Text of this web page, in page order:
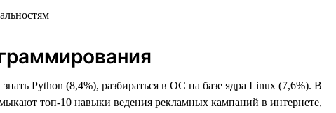
Python (8,4%), разбираться в ОС на базе ядра Linux (7,6%). В
топ-10 навыки ведения рекламных кампаний в интернете,